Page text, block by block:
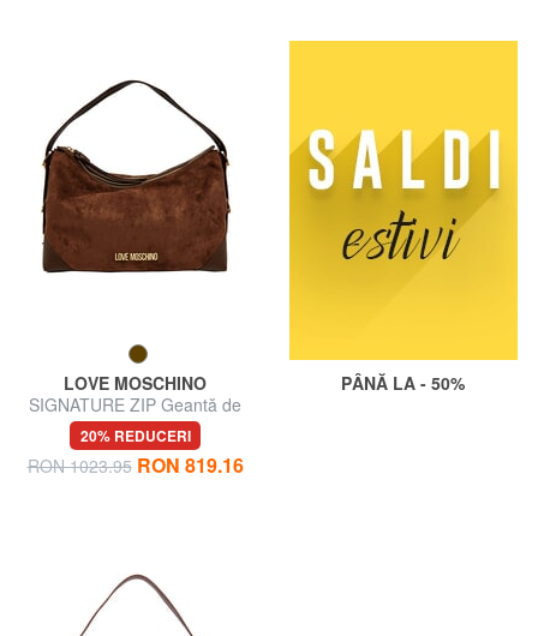
LOVE MOSCHINO
SIGNATURE ZIP Geantă de
umăr, reglabilă
20% REDUCERI
RON 1023.95 RON 819.16
PÂNĂ LA - 50%